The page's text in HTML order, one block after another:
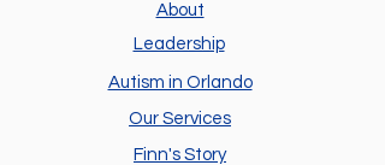
About
Leadership
Autism in Orlando
Finn's Story
Our Services